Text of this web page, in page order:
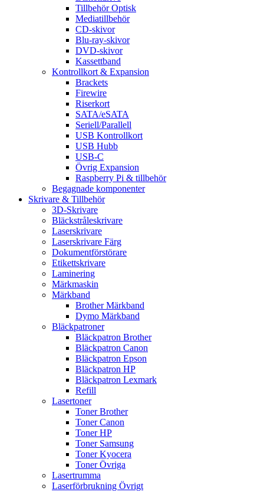
Tillbehör Optisk
Mediatillbehör
CD-skivor
Blu-ray-skivor
DVD-skivor
Kassettband
Kontrollkort & Expansion
Brackets
Firewire
Riserkort
SATA/eSATA
Seriell/Parallell
USB Kontrollkort
USB Hubb
USB-C
Övrig Expansion
Raspberry Pi & tillbehör
Begagnade komponenter
Skrivare & Tillbehör
3D-Skrivare
Bläckstråleskrivare
Laserskrivare
Laserskrivare Färg
Dokumentförstörare
Etikettskrivare
Laminering
Märkmaskin
Märkband
Brother Märkband
Dymo Märkband
Bläckpatroner
Bläckpatron Brother
Bläckpatron Canon
Bläckpatron Epson
Bläckpatron HP
Bläckpatron Lexmark
Refill
Lasertoner
Toner Brother
Toner Canon
Toner HP
Toner Samsung
Toner Kyocera
Toner Övriga
Lasertrumma
Laserförbrukning Övrigt